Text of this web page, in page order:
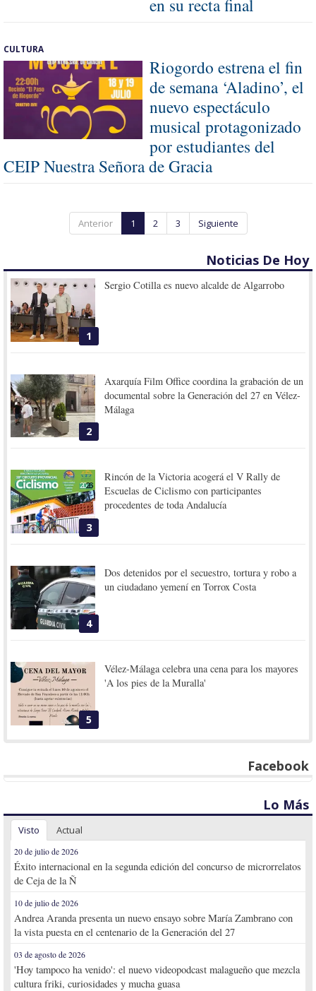
en su recta final
CULTURA
Riogordo estrena el fin
de semana ‘Aladino’, el
nuevo espectáculo
musical protagonizado
por estudiantes del
CEIP Nuestra Señora de Gracia
Anterior 1 2 3 Siguiente
Noticias De Hoy
1
Sergio Cotilla es nuevo alcalde de Algarrobo
2
Axarquía Film Office coordina la grabación de un
documental sobre la Generación del 27 en Vélez-
Málaga
3
Rincón de la Victoria acogerá el V Rally de
Escuelas de Ciclismo con participantes
procedentes de toda Andalucía
4
Dos detenidos por el secuestro, tortura y robo a
un ciudadano yemení en Torrox Costa
5
Vélez-Málaga celebra una cena para los mayores
'A los pies de la Muralla'
Facebook
Lo Más
Visto Actual
20 de julio de 2026
Éxito internacional en la segunda edición del concurso de microrrelatos
de Ceja de la Ñ
10 de julio de 2026
Andrea Aranda presenta un nuevo ensayo sobre María Zambrano con
la vista puesta en el centenario de la Generación del 27
03 de agosto de 2026
'Hoy tampoco ha venido': el nuevo videopodcast malagueño que mezcla
cultura friki, curiosidades y mucha guasa